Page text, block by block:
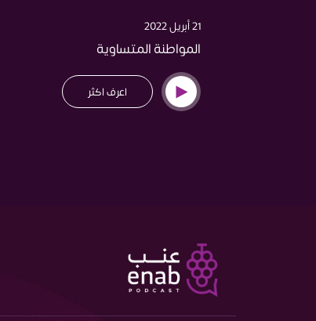
21 أبريل 2022
المواطنة المتساوية
اعرف اكثر